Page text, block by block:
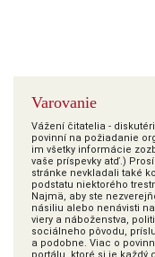
Varovanie
Vážení čitatelia -
povinní na požiadanie
im všetky informácie
vaše príspevky atď.)
stránke nevkladali také
podstatu niektorého
Najmä, aby ste
násiliu alebo nenávisti
viery a náboženstva,
sociálneho pôvodu,
a podobne. Viac o